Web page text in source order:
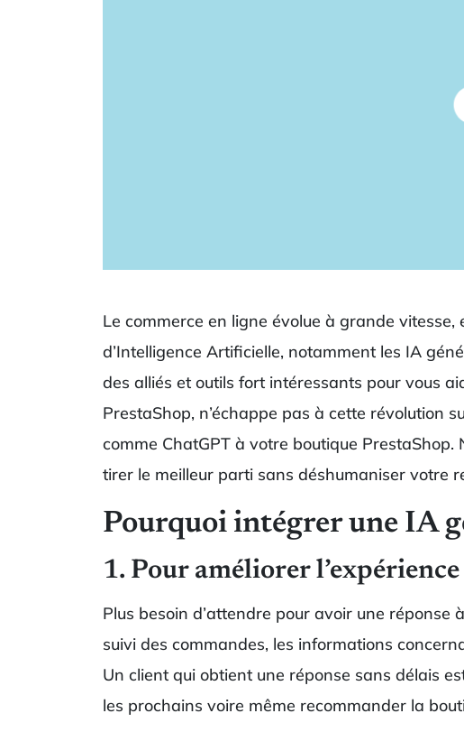
Le commerce en ligne évolue à grande
d’Intelligence Artificielle, notamment les IA
des alliés et outils fort intéressants pour vous
PrestaShop, n’échappe pas à cette révolution
comme ChatGPT à votre boutique
tirer le meilleur parti sans déshumaniser votre
Pourquoi intégrer une IA
1. Pour améliorer
Plus besoin d’attendre pour avoir une
suivi des commandes, les informations
Un client qui obtient une réponse sans délais
les prochains voire même recommander la